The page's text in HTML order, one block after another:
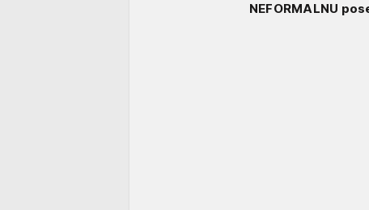
NEFORMALNU